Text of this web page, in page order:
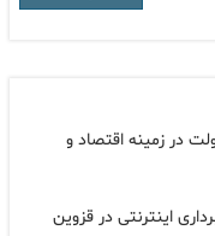
در زمینه اقتصاد و